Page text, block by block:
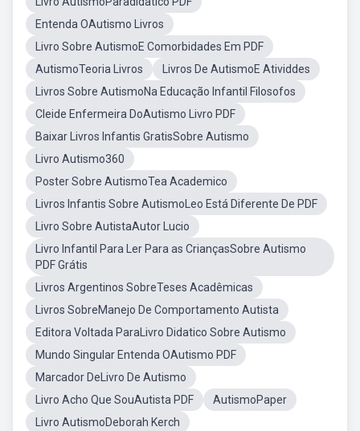
Entenda OAutismo Livros
Livro Sobre AutismoE Comorbidades Em PDF
AutismoTeoria Livros
Livros De AutismoE Atividdes
Livros Sobre AutismoNa Educação Infantil Filosofos
Cleide Enfermeira DoAutismo Livro PDF
Baixar Livros Infantis GratisSobre Autismo
Livro Autismo360
Poster Sobre AutismoTea Academico
Livros Infantis Sobre AutismoLeo Está Diferente De PDF
Livro Sobre AutistaAutor Lucio
Livro Infantil Para Ler Para as CriançasSobre Autismo
PDF Grátis
Livros Argentinos SobreTeses Acadêmicas
Livros SobreManejo De Comportamento Autista
Editora Voltada ParaLivro Didatico Sobre Autismo
Mundo Singular Entenda OAutismo PDF
Marcador DeLivro De Autismo
Livro Acho Que SouAutista PDF
AutismoPaper
Livro AutismoDeborah Kerch